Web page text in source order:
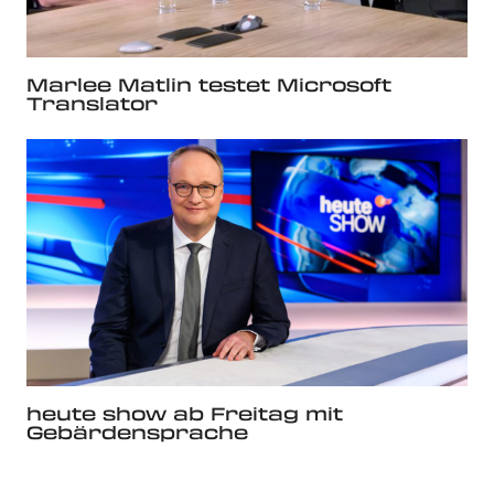
Marlee Matlin testet Microsoft
Translator
heute show ab Freitag mit
Gebärdensprache